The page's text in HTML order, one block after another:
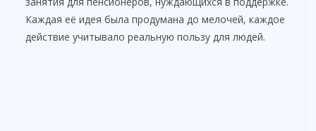
Каждая её идея была продумана до мелочей, каждое
действие учитывало реальную пользу для людей.